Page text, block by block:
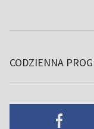
CODZIENNA